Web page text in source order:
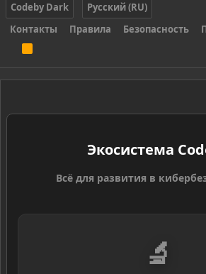
Codeby Dark
Русский (RU)
Контакты
Правила Безопасность
S
Экосистема
Всё для развития в
🔬